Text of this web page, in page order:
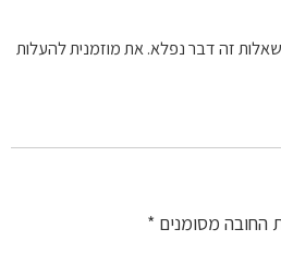
זה דבר נפלא. את מוזמנית להעלות
החובה מסומנים *